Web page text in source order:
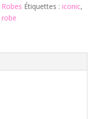
Robes Étiquettes :iconic,
robe